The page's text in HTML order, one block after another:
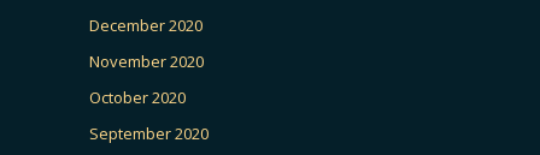
December 2020
November 2020
October 2020
September 2020